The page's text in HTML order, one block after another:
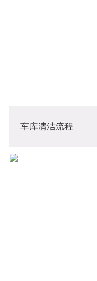
车库清洁流程